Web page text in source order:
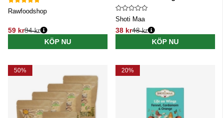
Rawfoodshop
59 kr
Ordinarie pris:
84 kr
KÖP NU
Shoti Maa
38 kr
Ordinarie pris:
48 kr
KÖP NU
50% 20%